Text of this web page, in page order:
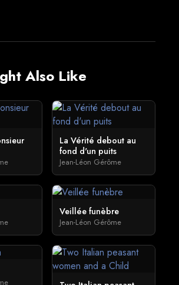
Also Like
La Vérité debout au
fond d'un puits
Jean-Léon Gérôme
Veillée funèbre
Jean-Léon Gérôme